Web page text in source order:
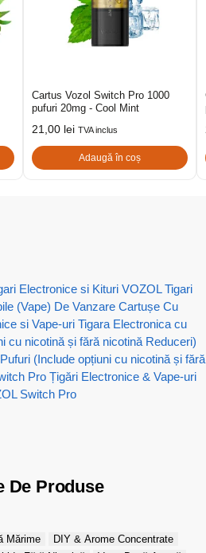
Cartus Vozol Switch Pro 1000
pufuri 20mg - Cool Mint
21,00 lei TVA inclus
Adaugă în coș
Electronice si Kituri VOZOL Tigari
(Vape) De Vanzare Cartușe Cu
si Vape-uri Tigara Electronica cu
cu nicotină și fără nicotină Reduceri)
(Include opțiuni cu nicotină și fără
Pro Țigări Electronice & Vape-uri
Switch Pro
De Produse
Mărime
DIY & Arome Concentrate